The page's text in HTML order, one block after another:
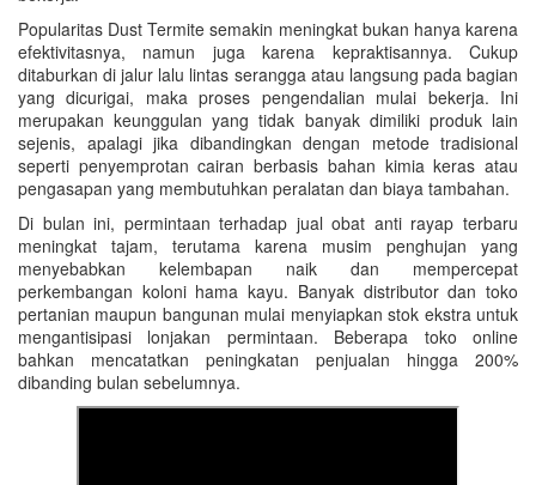
Popularitas Dust Termite semakin meningkat bukan hanya karena
efektivitasnya, namun juga karena kepraktisannya. Cukup
ditaburkan di jalur lalu lintas serangga atau langsung pada bagian
yang dicurigai, maka proses pengendalian mulai bekerja. Ini
merupakan keunggulan yang tidak banyak dimiliki produk lain
sejenis, apalagi jika dibandingkan dengan metode tradisional
seperti penyemprotan cairan berbasis bahan kimia keras atau
pengasapan yang membutuhkan peralatan dan biaya tambahan.
Di bulan ini, permintaan terhadap jual obat anti rayap terbaru
meningkat tajam, terutama karena musim penghujan yang
menyebabkan kelembapan naik dan mempercepat
perkembangan koloni hama kayu. Banyak distributor dan toko
pertanian maupun bangunan mulai menyiapkan stok ekstra untuk
mengantisipasi lonjakan permintaan. Beberapa toko online
bahkan mencatatkan peningkatan penjualan hingga 200%
dibanding bulan sebelumnya.